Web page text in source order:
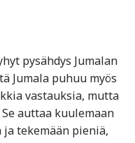
pysähdys Jumalan
Jumala puhuu myös
vastauksia, mutta
auttaa kuulemaan
ja tekemään pieniä,